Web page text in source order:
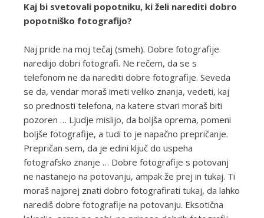
Kaj bi svetovali popotniku, ki želi narediti dobro
popotniško fotografijo?
Naj pride na moj tečaj (smeh). Dobre fotografije
naredijo dobri fotografi. Ne rečem, da se s
telefonom ne da narediti dobre fotografije. Seveda
se da, vendar moraš imeti veliko znanja, vedeti, kaj
so prednosti telefona, na katere stvari moraš biti
pozoren … Ljudje mislijo, da boljša oprema, pomeni
boljše fotografije, a tudi to je napačno prepričanje.
Prepričan sem, da je edini ključ do uspeha
fotografsko znanje … Dobre fotografije s potovanj
ne nastanejo na potovanju, ampak že prej in tukaj. Ti
moraš najprej znati dobro fotografirati tukaj, da lahko
narediš dobre fotografije na potovanju. Eksotična